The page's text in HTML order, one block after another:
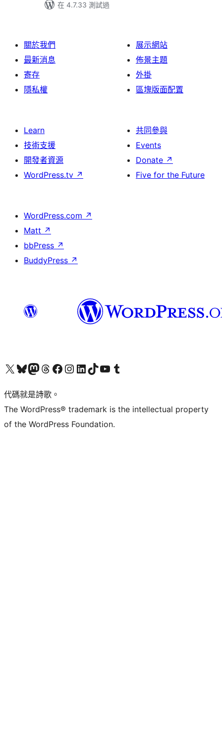
在 4.7.33 測試過
關於我們
最新消息
寄存
隱私權
展示網站
佈景主題
外掛
區塊版面配置
Learn
技術支援
開發者資源
WordPress.tv ↗
共同參與
Events
Donate ↗
Five for the Future
WordPress.com ↗
Matt ↗
bbPress ↗
BuddyPress ↗
Visit our X (formerly Twitter) account
Visit our Bluesky account
Visit our Mastodon account
Visit our Threads account
訪問我們的 Facebook 專頁Visit our Instagram account
Visit our LinkedIn account
Visit our TikTok account
Visit our YouTube channel
Visit our Tumblr account
代碼就是詩歌。
The WordPress® trademark is the intellectual property
of the WordPress Foundation.